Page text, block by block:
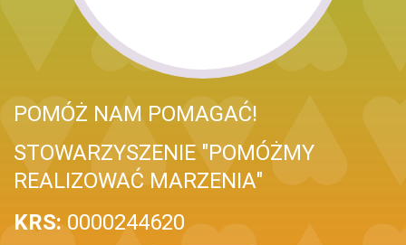
POMÓŻ NAM POMAGAĆ!
STOWARZYSZENIE "POMÓŻMY
REALIZOWAĆ MARZENIA"
KRS: 0000244620